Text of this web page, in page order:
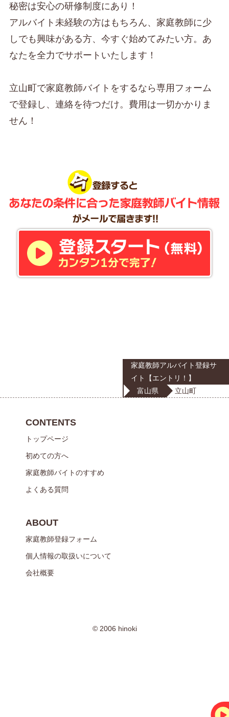
秘密は安心の研修制度にあり！
アルバイト未経験の方はもちろん、家庭教師に少
しでも興味がある方、今すぐ始めてみたい方。あ
なたを全力でサポートいたします！
立山町で家庭教師バイトをするなら専用フォーム
で登録し、連絡を待つだけ。費用は一切かかりま
せん！
家庭教師アルバイト登録サ
イト【エントリ！】
富山県
立山町
CONTENTS
トップページ
初めての方へ
家庭教師バイトのすすめ
よくある質問
ABOUT
家庭教師登録フォーム
個人情報の取扱いについて
会社概要
© 2006 hinoki